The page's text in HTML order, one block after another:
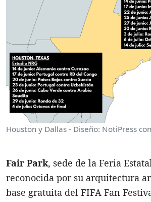
Houston y Dallas - Diseño: NotiPress
Fair Park, sede de la Feria
reconocida por su arquitectura
base gratuita del FIFA Fan